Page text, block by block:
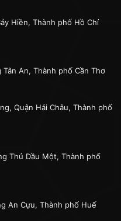
Hiền, Thành phố Hồ Chí
Tân An, Thành phố Cần Thơ
Quận Hải Châu, Thành phố
Thủ Dầu Một, Thành phố
An Cựu, Thành phố Huế